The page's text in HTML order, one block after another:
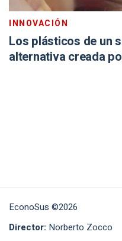
INNOVACIÓN
Los plásticos de un
alternativa creada
EconoSus ©2026
Director: Norberto Zocco